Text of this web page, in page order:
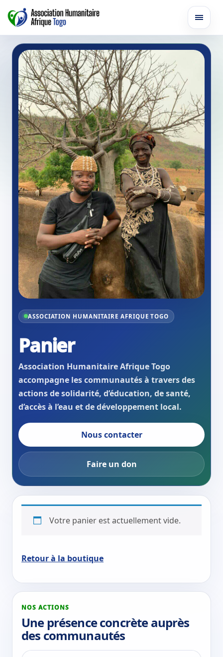
ASSOCIATION HUMANITAIRE AFRIQUE TOGO
Panier
Association Humanitaire Afrique Togo
accompagne les communautés à travers des
actions de solidarité, d’éducation, de santé,
d’accès à l’eau et de développement local.
Nous contacter
Faire un don
Votre panier est actuellement vide.
Retour à la boutique
NOS ACTIONS
Une présence concrète auprès
des communautés